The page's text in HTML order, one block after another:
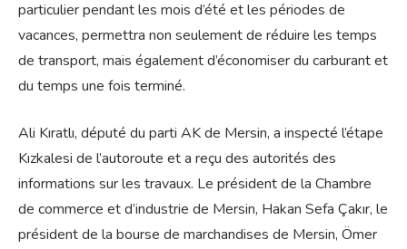
particulier pendant les mois d’été et les périodes de
vacances, permettra non seulement de réduire les temps
de transport, mais également d’économiser du carburant et
du temps une fois terminé.
Ali Kıratlı, député du parti AK de Mersin, a inspecté l’étape
Kızkalesi de l’autoroute et a reçu des autorités des
informations sur les travaux. Le président de la Chambre
de commerce et d’industrie de Mersin, Hakan Sefa Çakır, le
président de la bourse de marchandises de Mersin, Ömer